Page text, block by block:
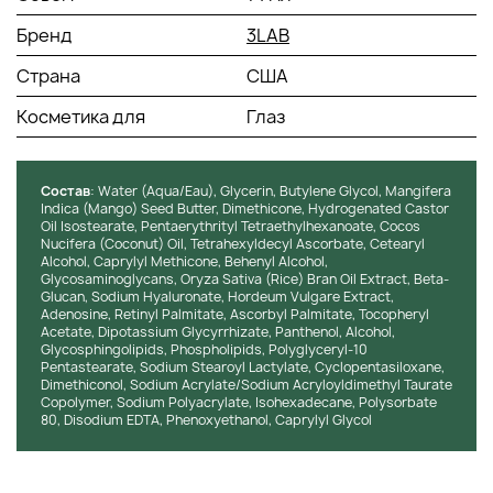
Экстракт семян жожоба: Растительный компонент,
известный своей способностью восстанавливать
липидный баланс и защищать от обезвоживания.
Подходит для особенно деликатных участков, не
перегружая и не провоцируя раздражение.
Обеспечивает дополнительную эластичность и
ощущение мягкости. Часто используется как
натуральная альтернатива синтетическим
эмолентам.
Текстура и аромат : Текстура ультралегкая, ближе к
сывороточной, идеально распределяется и не
перегружает тонкую зону. Сразу после нанесения
ощущается комфорт и мягкое охлаждение, которое
снижает припухлость и подготавливает область к макияжу.
Отдушка практически отсутствует, что делает формулу
подходящей даже при повышенной чувствительности —
нет раздражения, навязчивости или жжения. Естественное
чувство свежести сохраняется до конца дня.
Состав:3lab крем для глаз не содержит парабенов,
Бренд
3LAB
Страна
США
Косметика для
Глаз
Состав: Water (Aqua/Eau), Glycerin, Butylene Glycol, Mangifera
Indica (Mango) Seed Butter, Dimethicone, Hydrogenated Castor
Oil Isostearate, Pentaerythrityl Tetraethylhexanoate, Cocos
Nucifera (Coconut) Oil, Tetrahexyldecyl Ascorbate, Cetearyl
Alcohol, Caprylyl Methicone, Behenyl Alcohol,
Glycosaminoglycans, Oryza Sativa (Rice) Bran Oil Extract, Beta-
Glucan, Sodium Hyaluronate, Hordeum Vulgare Extract,
Adenosine, Retinyl Palmitate, Ascorbyl Palmitate, Tocopheryl
Acetate, Dipotassium Glycyrrhizate, Panthenol, Alcohol,
Glycosphingolipids, Phospholipids, Polyglyceryl-10
Pentastearate, Sodium Stearoyl Lactylate, Cyclopentasiloxane,
Dimethiconol, Sodium Acrylate/Sodium Acryloyldimethyl Taurate
Copolymer, Sodium Polyacrylate, Isohexadecane, Polysorbate
80, Disodium EDTA, Phenoxyethanol, Caprylyl Glycol